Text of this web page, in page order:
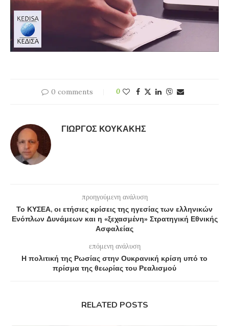
0 comments 0
ΓΙΏΡΓΟΣ ΚΟΥΚΆΚΗΣ
προηγούμενη ανάλυση
Το ΚΥΣΕΑ, οι ετήσιες κρίσεις της ηγεσίας των ελληνικών
Ενόπλων Δυνάμεων και η «ξεχασμένη» Στρατηγική Εθνικής
Ασφαλείας
επόμενη ανάλυση
Η πολιτική της Ρωσίας στην Ουκρανική κρίση υπό το
πρίσμα της θεωρίας του Ρεαλισμού
RELATED POSTS